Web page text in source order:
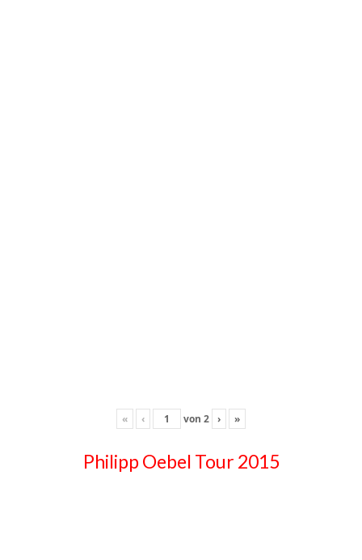
« ‹ von 2 › »
Philipp Oebel Tour 2015